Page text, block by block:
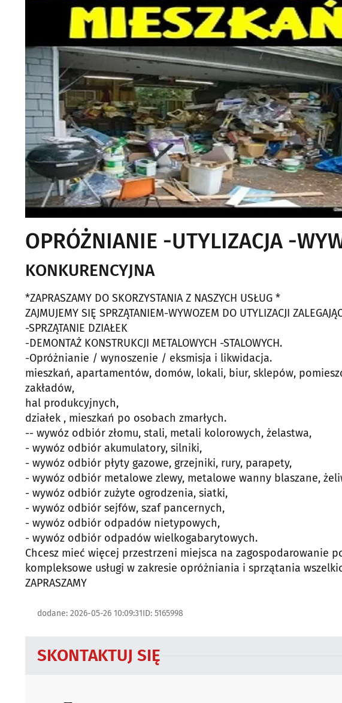
OPRÓŻNIANIE -UTYLIZACJA -
KONKURENCYJNA
*ZAPRASZAMY DO SKORZYSTANIA Z NASZYCH USŁUG *
ZAJMUJEMY SIĘ SPRZĄTANIEM-WYWOZEM DO UTYLIZACJI
-SPRZĄTANIE DZIAŁEK
-DEMONTAŻ KONSTRUKCJI METALOWYCH -STALOWYCH.
-Opróżnianie / wynoszenie / eksmisja i likwidacja.
mieszkań, apartamentów, domów, lokali, biur, sklepów,
zakładów,
hal produkcyjnych,
działek , mieszkań po osobach zmarłych.
-- wywóz odbiór złomu, stali, metali kolorowych, żelastwa,
- wywóz odbiór akumulatory, silniki,
- wywóz odbiór płyty gazowe, grzejniki, rury, parapety,
- wywóz odbiór metalowe zlewy, metalowe wanny blaszane,
- wywóz odbiór zużyte ogrodzenia, siatki,
- wywóz odbiór sejfów, szaf pancernych,
- wywóz odbiór odpadów nietypowych,
- wywóz odbiór odpadów wielkogabarytowych.
Chcesz mieć więcej przestrzeni miejsca na zagospodarowanie
kompleksowe usługi w zakresie opróżniania i sprzątania
ZAPRASZAMY
dodane: 2026-05-26 10:09:31ID: 5165998
SKONTAKTUJ SIĘ